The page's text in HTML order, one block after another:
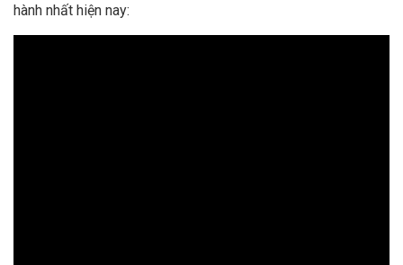
hành nhất hiện nay: